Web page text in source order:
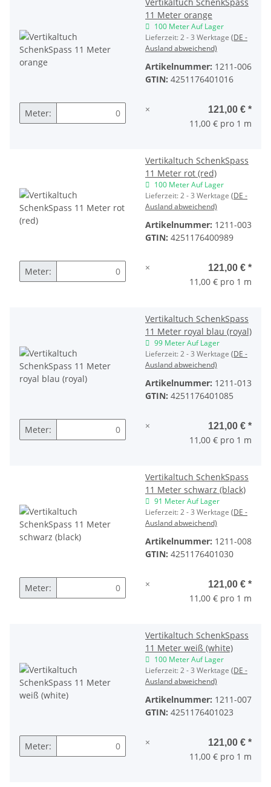
11 Meter orange
100 Meter Auf Lager
Lieferzeit:2 - 3 Werktage (DE -
Ausland abweichend)
Artikelnummer: 1211-006
GTIN: 4251176401016
Meter: × 121,00 € *
11,00 € pro 1 m
Vertikaltuch SchenkSpass
11 Meter rot (red)
100 Meter Auf Lager
Lieferzeit:2 - 3 Werktage (DE -
Ausland abweichend)
Artikelnummer: 1211-003
GTIN: 4251176400989
Meter: × 121,00 € *
11,00 € pro 1 m
Vertikaltuch SchenkSpass
11 Meter royal blau (royal)
99 Meter Auf Lager
Lieferzeit:2 - 3 Werktage (DE -
Ausland abweichend)
Artikelnummer: 1211-013
GTIN: 4251176401085
Meter: × 121,00 € *
11,00 € pro 1 m
Vertikaltuch SchenkSpass
11 Meter schwarz (black)
91 Meter Auf Lager
Lieferzeit:2 - 3 Werktage (DE -
Ausland abweichend)
Artikelnummer: 1211-008
GTIN: 4251176401030
Meter: × 121,00 € *
11,00 € pro 1 m
Vertikaltuch SchenkSpass
11 Meter weiß (white)
100 Meter Auf Lager
Lieferzeit:2 - 3 Werktage (DE -
Ausland abweichend)
Artikelnummer: 1211-007
GTIN: 4251176401023
Meter: × 121,00 € *
11,00 € pro 1 m